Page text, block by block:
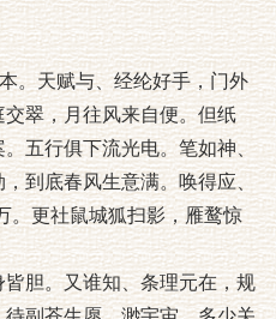
。天赋与、经纶好手，门外
翠，月往风来自便。但纸
五行俱下流光电。笔如神、
到底春风生意满。唤得应、
。更社鼠城狐扫影，雁鹜惊
胆。又谁知、条理元在，规